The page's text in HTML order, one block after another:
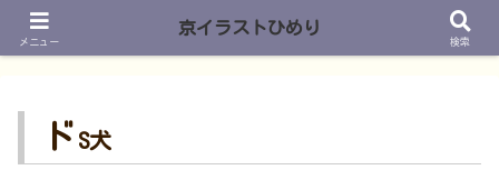
ド S犬
メニュー
京イラストひめり
検索